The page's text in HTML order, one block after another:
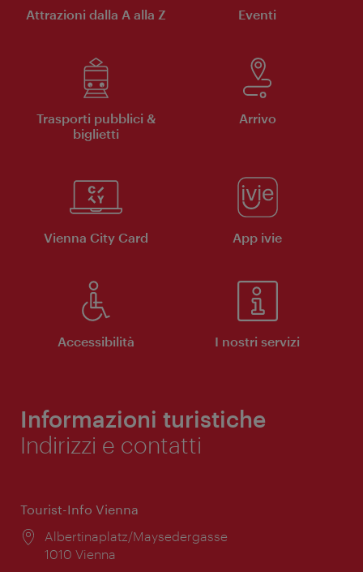
Attrazioni dalla A alla Z Eventi
Trasporti pubblici &
biglietti
Arrivo
Vienna City Card App ivie
Accessibilità I nostri servizi
Informazioni turistiche
Indirizzi e contatti
Tourist-Info Vienna
Posizione:
Albertinaplatz/Maysedergasse
1010 Vienna